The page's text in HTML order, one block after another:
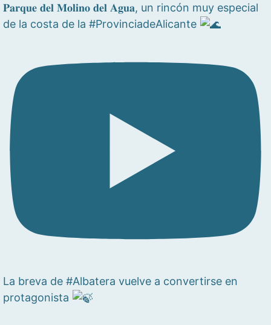
𝐏𝐚𝐫𝐪𝐮𝐞 𝐝𝐞𝐥 𝐌𝐨𝐥𝐢𝐧𝐨 𝐝𝐞𝐥 𝐀𝐠𝐮𝐚, un rincón muy especial
de la costa de la #ProvinciadeAlicante
La breva de #Albatera vuelve a convertirse en
protagonista